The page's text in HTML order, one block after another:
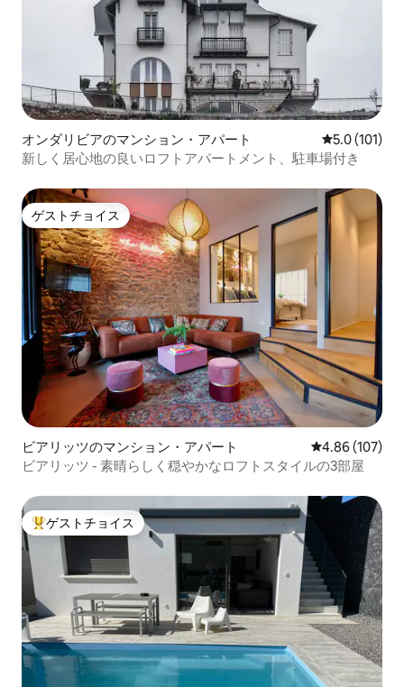
オンダリビアのマンション・アパート レビュー101
5.0 (101)
新しく居心地の良いロフトアパートメント、駐車場付き
ゲストチョイス
ゲストチョイス
ビアリッツのマンション・アパート レビュー107
4.86 (107)
ビアリッツ - 素晴らしく穏やかなロフトスタイルの3部屋
大好評のゲストチョイスです。
ゲストチョイス